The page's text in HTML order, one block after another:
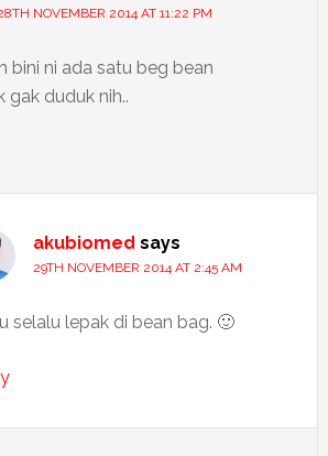
NOVEMBER 2014 AT 11:22 PM
bini ni ada satu beg bean
gak duduk nih..
akubiomed says
29TH NOVEMBER 2014 AT 2:45 AM
selalu lepak di bean bag. 🙂